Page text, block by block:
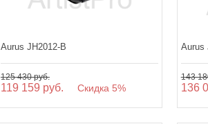
Aurus JH2012-B
125 430 руб.
119 159 руб. Скидка 5%
Aurus
143
136